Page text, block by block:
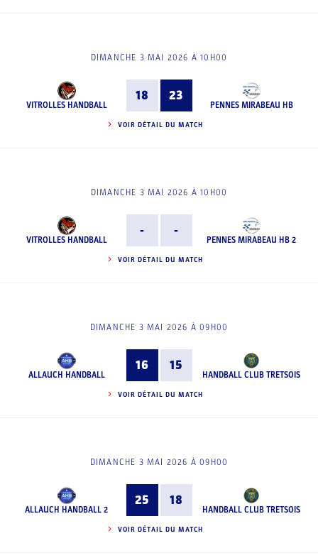
DIMANCHE 3 MAI 2026 À 10H00
VITROLLES HANDBALL
18 23
PENNES MIRABEAU HB
VOIR DÉTAIL DU MATCH
DIMANCHE 3 MAI 2026 À 10H00
VITROLLES HANDBALL
- -
PENNES MIRABEAU HB 2
VOIR DÉTAIL DU MATCH
DIMANCHE 3 MAI 2026 À 09H00
ALLAUCH HANDBALL
16 15
HANDBALL CLUB TRETSOIS
VOIR DÉTAIL DU MATCH
DIMANCHE 3 MAI 2026 À 09H00
ALLAUCH HANDBALL 2
25 18
HANDBALL CLUB TRETSOIS
VOIR DÉTAIL DU MATCH